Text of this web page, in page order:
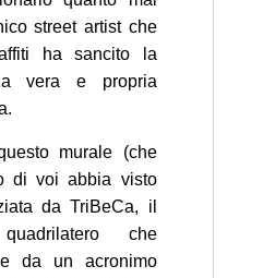
street artist che
ha sancito la
vera e propria
murale (che
di voi abbia visto
da TriBeCa, il
che
da un acronimo